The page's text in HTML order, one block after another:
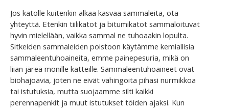
Jos katolle kuitenkin alkaa kasvaa sammaleita, ota
yhteyttä. Etenkin tiilikatot ja bitumikatot sammaloituvat
hyvin mielellään, vaikka sammal ne tuhoaakin lopulta.
Sitkeiden sammaleiden poistoon käytämme kemiallisia
sammaleentuhoaineita, emme painepesuria, mikä on
liian järeä monille katteille. Sammaleentuhoaineet ovat
biohajoavia, joten ne eivät vahingoita pihasi nurmikkoa
tai istutuksia, mutta suojaamme silti kaikki
perennapenkit ja muut istutukset töiden ajaksi. Kun